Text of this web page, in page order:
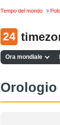
Tempo del mondo
24
Ora mondiale
Orologio